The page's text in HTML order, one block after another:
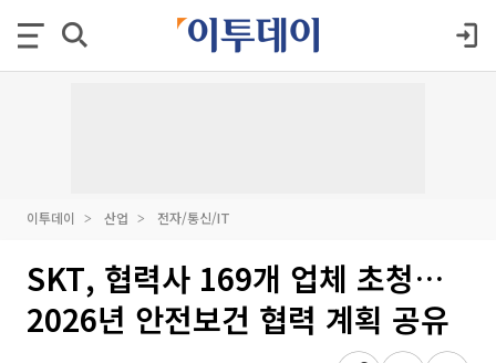
이투데이 산업 전자/통신/IT
SKT, 협력사 169개 업체 초청…
2026년 안전보건 협력 계획 공유